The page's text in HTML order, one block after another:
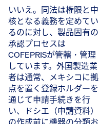
いいえ。同法は権限と中
核となる義務を定めてい
るのに対し、製品固有の
承認プロセスは
COFEPRISが管轄・管理
しています。外国製造業
者は通常、メキシコに拠
点を置く登録ホルダーを
通じて申請手続きを行
い、ドシエ（申請資料）